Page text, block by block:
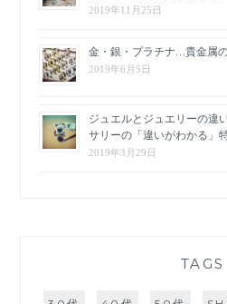
2019年11月25日
金・銀・プラチナ…貴金属
2019年6月5日
ジュエルとジュエリーの違
サリーの「違いがわかる」
2019年3月29日
TAGS